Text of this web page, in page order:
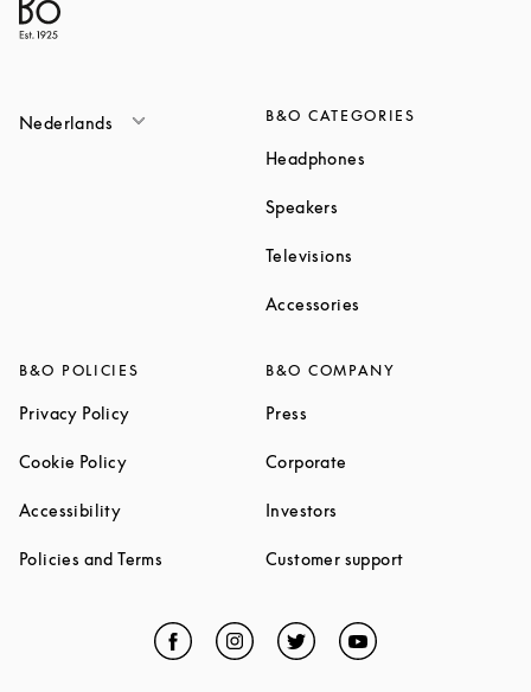
Nederlands B&O CATEGORIES
Headphones
Speakers
Televisions
Accessories
B&O POLICIES
Privacy PolicyLink Opens in New Tab
Cookie PolicyLink Opens in New Tab
AccessibilityLink Opens in New Tab
Policies and Terms Link Opens in New Tab
B&O COMPANY
Press
Corporate
Investors
Customer supportLink Opens in
Facebook
Link Opens in New Tab
Instagram
Link Opens in New Tab
TwitterLink Opens in New Tab
YouTubeLink Opens in